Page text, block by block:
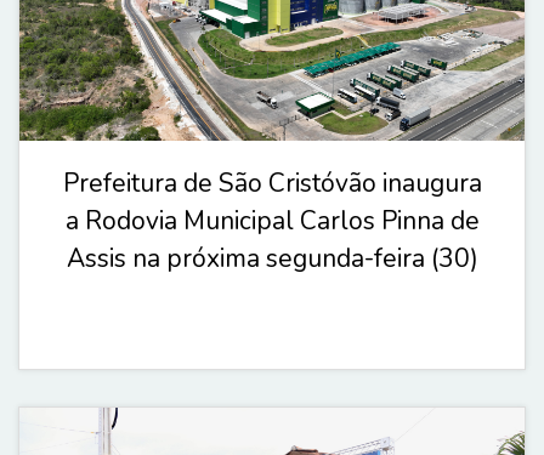
Prefeitura de São Cristóvão inaugura
a Rodovia Municipal Carlos Pinna de
Assis na próxima segunda-feira (30)